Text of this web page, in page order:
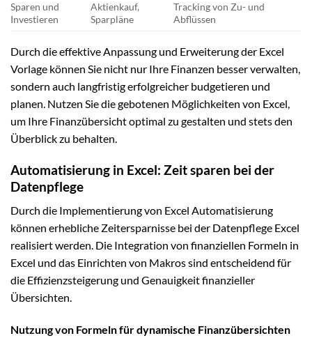
Sparen und
Investieren
Aktienkauf,
Sparpläne
Tracking von Zu- und
Abflüssen
Durch die effektive Anpassung und Erweiterung der Excel
Vorlage können Sie nicht nur Ihre Finanzen besser verwalten,
sondern auch langfristig erfolgreicher budgetieren und
planen. Nutzen Sie die gebotenen Möglichkeiten von Excel,
um Ihre Finanzübersicht optimal zu gestalten und stets den
Überblick zu behalten.
Automatisierung in Excel: Zeit sparen bei der
Datenpflege
Durch die Implementierung von Excel Automatisierung
können erhebliche Zeitersparnisse bei der Datenpflege Excel
realisiert werden. Die Integration von finanziellen Formeln in
Excel und das Einrichten von Makros sind entscheidend für
die Effizienzsteigerung und Genauigkeit finanzieller
Übersichten.
Nutzung von Formeln für dynamische Finanzübersichten